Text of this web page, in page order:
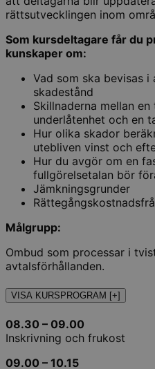
rättsutvecklingen inom
Som kursdeltagare får du
kunskaper om:
Vad som ska bevisas
skadestånd
Skillnaderna mellan
underlåtenhet och en
Hur olika skador
utebliven vinst och
Hur du avgör om en
fullgörelsetalan bör
Jämkningsgrunder
Målgrupp:
Ombud som processar i
avtalsförhållanden.
VISA KURSPROGRAM [+]
08.30 – 09.00
Inskrivning och frukost
09.00 – 10.15